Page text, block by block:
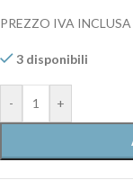
PREZZO IVA INCLUSA
3 disponibili
- +